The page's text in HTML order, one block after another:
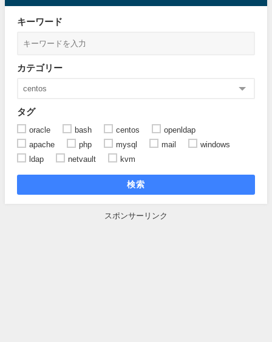
キーワード
カテゴリー
タグ
oracle bash centos
openldap
apache
php mysql mail
windows
ldap
netvault kvm
検索
スポンサーリンク